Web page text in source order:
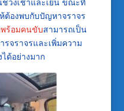
ต้องพบกับปัญหาจราจร
ร้อมคนขับสามารถเป็น
จราจรและเพิ่มความ
ด้อย่างมาก